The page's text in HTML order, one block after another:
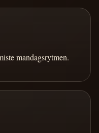
mandagsrytmen.